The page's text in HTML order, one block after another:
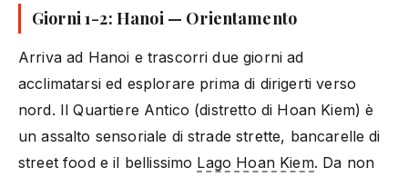
Giorni 1-2: Hanoi — Orientamento
Arriva ad Hanoi e trascorri due giorni ad
acclimatarsi ed esplorare prima di dirigerti verso
nord. Il Quartiere Antico (distretto di Hoan Kiem) è
un assalto sensoriale di strade strette, bancarelle di
street food e il bellissimo Lago Hoan Kiem. Da non